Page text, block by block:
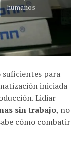
iniciada
Lidiar
sin trabajo
cómo combatir